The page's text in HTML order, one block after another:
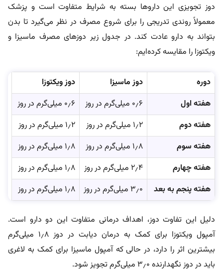
دوز تجویزی این داروها بسته به شرایط متفاوت است و پزشک
معمولاً روندی تدریجی را برای شروع مصرف در نظر می‌گیرد تا بدن
بتواند به دارو عادت کند. در جدول زیر دوزهای مصرف ماسیزا و
ویکتوزا را مقایسه کرده‌ایم:
دوره دوز ماسیزا
دوز ویکتوزا
هفته اول
۰٫۶ میلی‌گرم در روز
۰٫۶ میلی‌گرم در روز
هفته دوم
۱٫۲ میلی‌گرم در روز
۱٫۲ میلی‌گرم در روز
هفته سوم
۱٫۸ میلی‌گرم در روز
۱٫۸ میلی‌گرم در روز
هفته چهارم
۲٫۴ میلی‌گرم در روز
۱٫۸ میلی‌گرم در روز
هفته پنجم به بعد
۳٫۰ میلی‌گرم در روز ۱٫۸ میلی‌گرم در روز
دلیل این تفاوت دوز، اهداف درمانی متفاوت این دو دارو است.
آمپول ویکتوزا برای کمک به درمان دیابت در دوز ۱٫۸ میلی‌گرم
بیشترین اثر را دارد، در حالی که آمپول ماسیزا برای کمک به لاغری
باید در دوز نگهدارنده ۳٫۰ میلی‌گرم تجویز شود.